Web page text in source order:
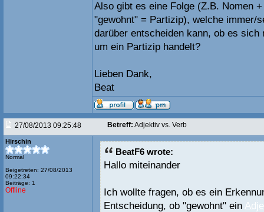
Also gibt es eine Folge (Z.B. Nomen
"gewohnt" = Partizip), welche immer/
darüber entscheiden kann, ob es sich
um ein Partizip handelt?
Lieben Dank,
Beat
27/08/2013 09:25:48 Betreff: Adjektiv vs. Verb
Hirschin
Normal
Beigetreten: 27/08/2013
09:22:34
Beiträge: 1
Offline
BeatF6 wrote:
Hallo miteinander
Ich wollte fragen, ob es ein
Entscheidung, ob "gewohnt" ein